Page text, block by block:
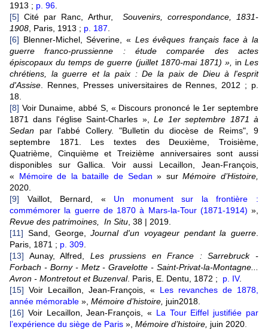
1913 ; p. 96
[5] Cité par Ranc, Arthur,
Souvenirs, correspondance, 1831-
1908 , Paris, 1913 ; p. 187
[6] Blenner-Michel, Séverine, « Les évêques français face à la
guerre franco-prussienne : étude comparée des actes
épiscopaux du temps de guerre (juillet 1870-mai 1871) »,
inLes
chrétiens, la guerre et la paix : De la paix de Dieu à l'esprit
d'Assise . Rennes, Presses universitaires de Rennes, 2012 ; p.
18.
[8] Voir Dunaime, abbé S, « Discours prononcé le 1er septembre
1871 dans l'église Saint-Charles »,
Le 1er septembre 1871 à
Sedan par l'abbé Collery. "Bulletin du diocèse de Reims", 9
septembre 1871. Les textes des Deuxième, Troisième,
Quatrième, Cinquième et Treizième anniversaires sont aussi
disponibles sur Gallica. Voir aussi Lecaillon, Jean-François,
« Mémoire de la bataille de Sedan » surMémoire d’Histoire,
2020.
[9]
Vaillot, Bernard, « Un monument sur la frontière :
commémorer la guerre de 1870 à Mars-la-Tour (1871-1914) »,
Revue des patrimoines,
In Situ , 38 | 2019.
[11] Sand, George,Journal d'un voyageur pendant la guerre
Paris, 1871 ; p. 309
[13]
Aunay, Alfred, Les prussiens en France : Sarrebruck -
Forbach - Borny - Metz - Gravelotte - Saint-Privat-la-Montagne...
Avron - Montretout et Buzenval. Paris, E. Dentu, 1872 ; p. IV.
[15] Voir Lecaillon, Jean-François, « Les revanches de 1878,
année mémorable », Mémoire d’histoire, juin2018.
[16] Voir Lecaillon, Jean-François, « La Tour Eiffel justifiée par
l’expérience du siège de Paris », Mémoire d’histoire, juin 2020